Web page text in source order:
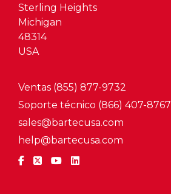
Sterling Heights
Michigan
48314
USA
Ventas (855) 877-9732
Soporte técnico (866) 407-8767
sales@bartecusa.com
help@bartecusa.com